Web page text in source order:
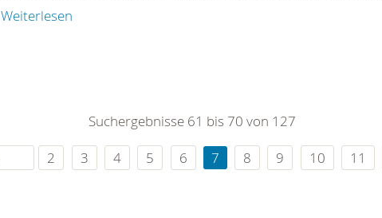
Weiterlesen
Suchergebnisse 61 bis 70 von 127
2 3 4 5 6 7 8 9 10 11